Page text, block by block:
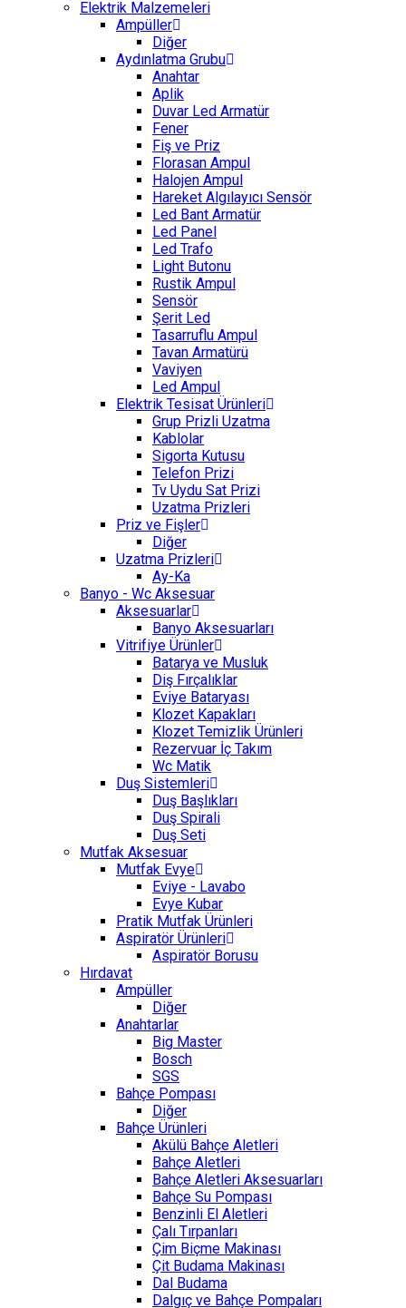
Elektrik Malzemeleri
Ampüller
Diğer
Aydınlatma Grubu
Anahtar
Aplik
Duvar Led Armatür
Fener
Fiş ve Priz
Florasan Ampul
Halojen Ampul
Hareket Algılayıcı Sensör
Led Bant Armatür
Led Panel
Led Trafo
Light Butonu
Rustik Ampul
Sensör
Şerit Led
Tasarruflu Ampul
Tavan Armatürü
Vaviyen
Led Ampul
Elektrik Tesisat Ürünleri
Grup Prizli Uzatma
Kablolar
Sigorta Kutusu
Telefon Prizi
Tv Uydu Sat Prizi
Uzatma Prizleri
Priz ve Fişler
Diğer
Uzatma Prizleri
Ay-Ka
Banyo - Wc Aksesuar
Aksesuarlar
Banyo Aksesuarları
Vitrifiye Ürünler
Batarya ve Musluk
Diş Fırçalıklar
Eviye Bataryası
Klozet Kapakları
Klozet Temizlik Ürünleri
Rezervuar İç Takım
Wc Matik
Duş Sistemleri
Duş Başlıkları
Duş Spirali
Duş Seti
Mutfak Aksesuar
Mutfak Evye
Eviye - Lavabo
Evye Kubar
Pratik Mutfak Ürünleri
Aspiratör Ürünleri
Aspiratör Borusu
Hırdavat
Ampüller
Diğer
Anahtarlar
Big Master
Bosch
SGS
Bahçe Pompası
Diğer
Bahçe Ürünleri
Akülü Bahçe Aletleri
Bahçe Aletleri
Bahçe Aletleri Aksesuarları
Bahçe Su Pompası
Benzinli El Aletleri
Çalı Tırpanları
Çim Biçme Makinası
Çit Budama Makinası
Dal Budama
Dalgıç ve Bahçe Pompaları